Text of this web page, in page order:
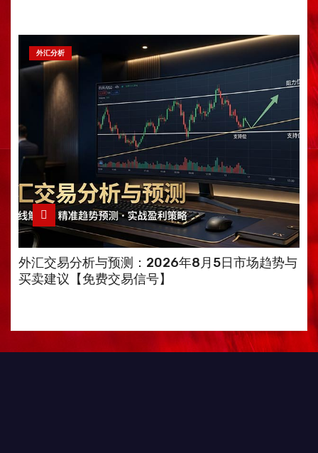
外汇分析
外汇交易分析与预测：2026年8月5日市场趋势与
买卖建议【免费交易信号】